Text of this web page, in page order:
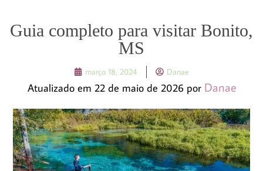
Guia completo para visitar Bonito,
MS
março 18, 2024 Danae
Atualizado em 22 de maio de 2026 por Danae